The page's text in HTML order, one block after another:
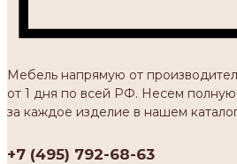
Мебель напрямую от
от 1 дня по всей РФ. Несем полную
за каждое изделие в нашем
+7 (495) 792-68-63